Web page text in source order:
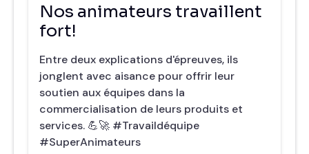
Nos animateurs travaillent
fort!
Entre deux explications d'épreuves, ils
jonglent avec aisance pour offrir leur
soutien aux équipes dans la
commercialisation de leurs produits et
services. 💪🚀 #Travaildéquipe
#SuperAnimateurs